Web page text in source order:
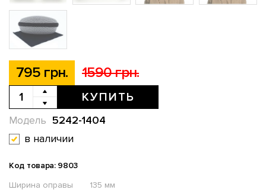
795 грн. 1590 грн.
КУПИТЬ
5242-1404
Модель
в наличии
Код товара: 9803
Ширина оправы
135 мм